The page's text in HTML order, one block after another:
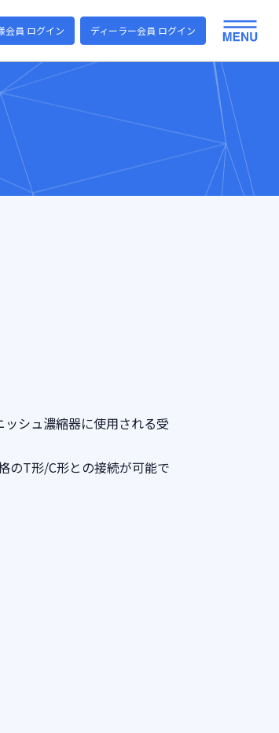
会員 ログイン ディーラー会員 ログイン
シュ濃縮器に使用される受
のT形/C形との接続が可能で